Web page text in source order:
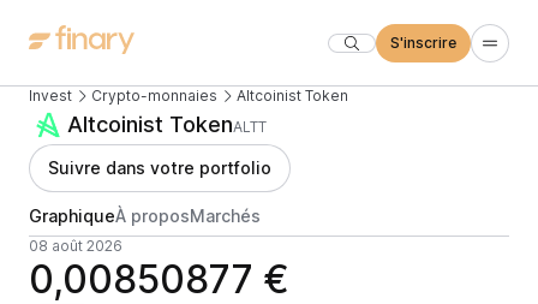
S'inscrire
Invest Crypto-monnaies Altcoinist Token
Altcoinist TokenALTT
Suivre dans votre portfolio
GraphiqueÀ proposMarchés
08 août 2026
0,00850877 €